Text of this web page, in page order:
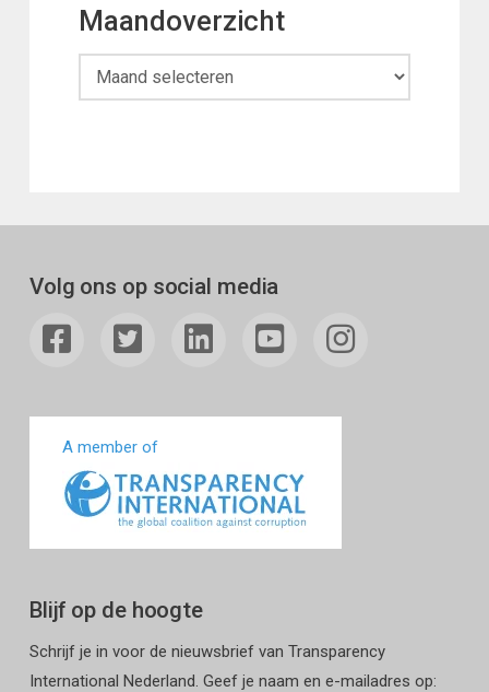
Maandoverzicht
Maandoverzicht
Volg ons op social media
A member of
Blijf op de hoogte
Schrijf je in voor de nieuwsbrief van Transparency
International Nederland. Geef je naam en e-mailadres op: